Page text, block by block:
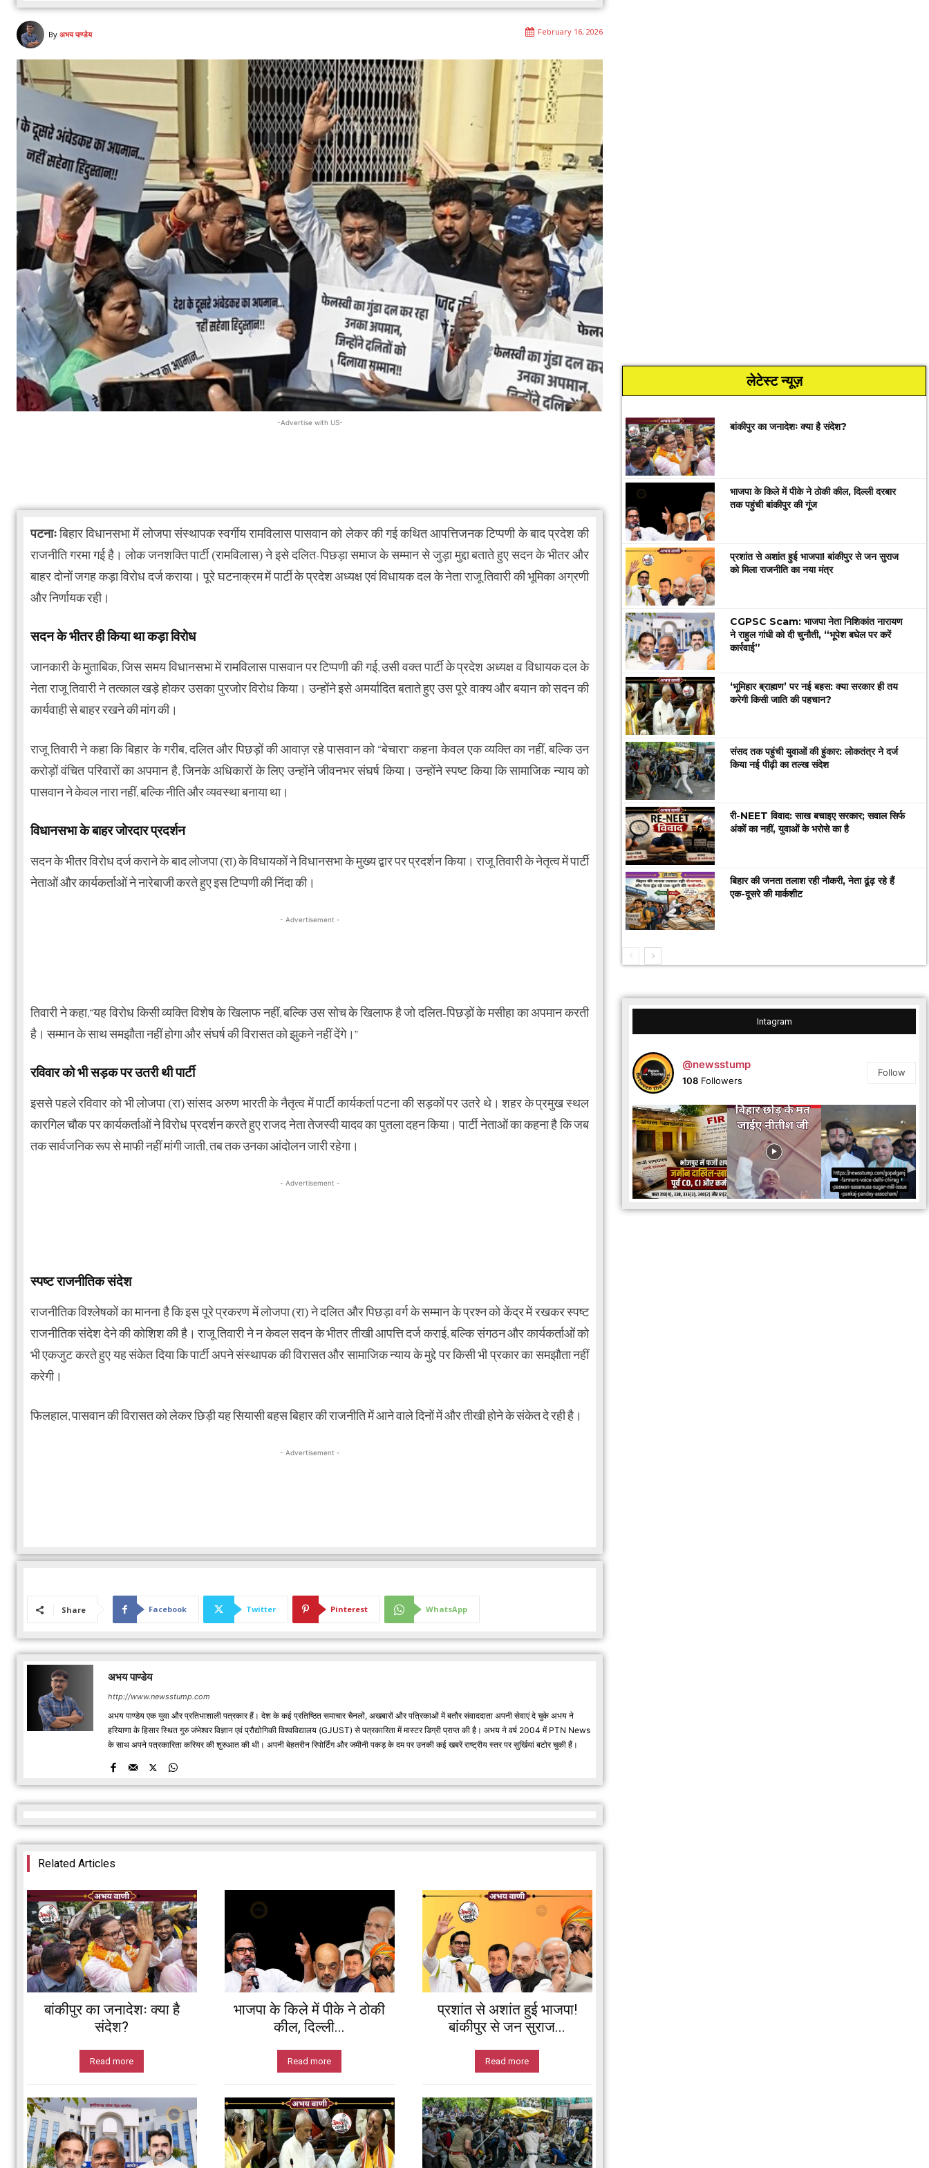
By अभय पाण्डेय February 16, 2026
-Advertise with US-
पटनाःबिहार विधानसभा में लोजपा संस्थापक स्वर्गीय रामविलास पासवान को लेकर की गई कथित आपत्तिजनक टिप्पणी के बाद प्रदेश की
राजनीति गरमा गई है। लोक जनशक्ति पार्टी (रामविलास) ने इसे दलित-पिछड़ा समाज के सम्मान से जुड़ा मुद्दा बताते हुए सदन के भीतर और
बाहर दोनों जगह कड़ा विरोध दर्ज कराया। पूरे घटनाक्रम में पार्टी के प्रदेश अध्यक्ष एवं विधायक दल के नेता राजू तिवारी की भूमिका अग्रणी
और निर्णायक रही।
सदन के भीतर ही किया था कड़ा विरोध
जानकारी के मुताबिक, जिस समय विधानसभा में रामविलास पासवान पर टिप्पणी की गई, उसी वक्त पार्टी के प्रदेश अध्यक्ष व विधायक दल के
नेता राजू तिवारी ने तत्काल खड़े होकर उसका पुरजोर विरोध किया। उन्होंने इसे अमर्यादित बताते हुए उस पूरे वाक्य और बयान को सदन की
कार्यवाही से बाहर रखने की मांग की।
राजू तिवारी ने कहा कि बिहार के गरीब, दलित और पिछड़ों की आवाज़ रहे पासवान को “बेचारा” कहना केवल एक व्यक्ति का नहीं, बल्कि उन
करोड़ों वंचित परिवारों का अपमान है, जिनके अधिकारों के लिए उन्होंने जीवनभर संघर्ष किया। उन्होंने स्पष्ट किया कि सामाजिक न्याय को
पासवान ने केवल नारा नहीं, बल्कि नीति और व्यवस्था बनाया था।
विधानसभा के बाहर जोरदार प्रदर्शन
सदन के भीतर विरोध दर्ज कराने के बाद लोजपा (रा) के विधायकों ने विधानसभा के मुख्य द्वार पर प्रदर्शन किया। राजू तिवारी के नेतृत्व में पार्टी
नेताओं और कार्यकर्ताओं ने नारेबाजी करते हुए इस टिप्पणी की निंदा की।
- Advertisement -
तिवारी ने कहा,“यह विरोध किसी व्यक्ति विशेष के खिलाफ नहीं, बल्कि उस सोच के खिलाफ है जो दलित-पिछड़ों के मसीहा का अपमान करती
है। सम्मान के साथ समझौता नहीं होगा और संघर्ष की विरासत को झुकने नहीं देंगे।”
रविवार को भी सड़क पर उतरी थी पार्टी
इससे पहले रविवार को भी लोजपा (रा) सांसद अरुण भारती के नैतृत्व में पार्टी कार्यकर्ता पटना की सड़कों पर उतरे थे। शहर के प्रमुख स्थल
कारगिल चौक पर कार्यकर्ताओं ने विरोध प्रदर्शन करते हुए राजद नेता तेजस्वी यादव का पुतला दहन किया। पार्टी नेताओं का कहना है कि जब
तक सार्वजनिक रूप से माफी नहीं मांगी जाती, तब तक उनका आंदोलन जारी रहेगा।
- Advertisement -
स्पष्ट राजनीतिक संदेश
राजनीतिक विश्लेषकों का मानना है कि इस पूरे प्रकरण में लोजपा (रा) ने दलित और पिछड़ा वर्ग के सम्मान के प्रश्न को केंद्र में रखकर स्पष्ट
राजनीतिक संदेश देने की कोशिश की है। राजू तिवारी ने न केवल सदन के भीतर तीखी आपत्ति दर्ज कराई, बल्कि संगठन और कार्यकर्ताओं को
भी एकजुट करते हुए यह संकेत दिया कि पार्टी अपने संस्थापक की विरासत और सामाजिक न्याय के मुद्दे पर किसी भी प्रकार का समझौता नहीं
करेगी।
फिलहाल, पासवान की विरासत को लेकर छिड़ी यह सियासी बहस बिहार की राजनीति में आने वाले दिनों में और तीखी होने के संकेत दे रही है।
- Advertisement -
Share Facebook Twitter Pinterest WhatsApp
अभय पाण्डेय
http://www.newsstump.com
अभय पाण्डेय एक युवा और प्रतिभाशाली पत्रकार हैं। देश के कई प्रतिष्ठित समाचार चैनलों, अखबारों और पत्रिकाओं में बतौर संवाददाता अपनी सेवाएं दे चुके अभय ने
हरियाणा के हिसार स्थित गुरु जंभेश्वर विज्ञान एवं प्रौद्योगिकी विश्वविद्यालय (GJUST) से पत्रकारिता में मास्टर डिग्री प्राप्त की है। अभय ने वर्ष 2004 में PTN News
के साथ अपने पत्रकारिता करियर की शुरुआत की थी। अपनी बेहतरीन रिपोर्टिंग और जमीनी पकड़ के दम पर उनकी कई खबरें राष्ट्रीय स्तर पर सुर्खियां बटोर चुकी हैं।
Related Articles
बांकीपुर का जनादेशः क्या है
संदेश?
Read more
भाजपा के किले में पीके ने ठोकी
कील, दिल्ली...
Read more
प्रशांत से अशांत हुई भाजपा!
बांकीपुर से जन सुराज...
Read more
लेटेस्ट न्यूज़
बांकीपुर का जनादेशः क्या है संदेश?
भाजपा के किले में पीके ने ठोकी कील, दिल्ली दरबार
तक पहुंची बांकीपुर की गूंज
प्रशांत से अशांत हुई भाजपा! बांकीपुर से जन सुराज
को मिला राजनीति का नया मंत्र
CGPSC Scam: भाजपा नेता निशिकांत नारायण
ने राहुल गांधी को दी चुनौती, “भूपेश बघेल पर करें
कार्रवाई”
‘भूमिहार ब्राह्मण’ पर नई बहस: क्या सरकार ही तय
करेगी किसी जाति की पहचान?
संसद तक पहुंची युवाओं की हुंकार: लोकतंत्र ने दर्ज
किया नई पीढ़ी का तल्ख संदेश
री-NEET विवाद: साख बचाइए सरकार; सवाल सिर्फ
अंकों का नहीं, युवाओं के भरोसे का है
बिहार की जनता तलाश रही नौकरी, नेता ढूंढ़ रहे हैं
एक-दूसरे की मार्कशीट
Intagram
@newsstump
108 Followers
Follow